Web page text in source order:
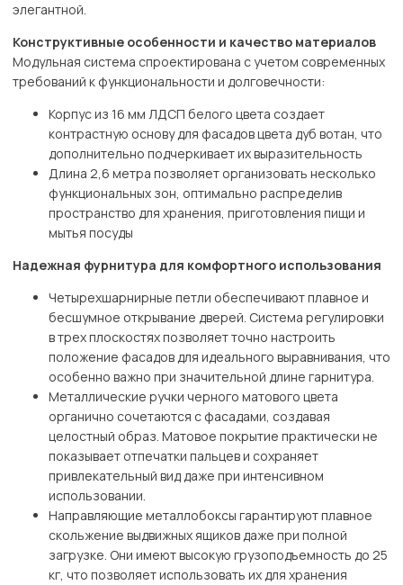
элегантной.
Конструктивные особенности и качество материалов
Модульная система спроектирована с учетом современных
требований к функциональности и долговечности:
Корпус из 16 мм ЛДСП белого цвета создает
контрастную основу для фасадов цвета дуб вотан, что
дополнительно подчеркивает их выразительность
Длина 2,6 метра позволяет организовать несколько
функциональных зон, оптимально распределив
пространство для хранения, приготовления пищи и
мытья посуды
Надежная фурнитура для комфортного использования
Четырехшарнирные петли обеспечивают плавное и
бесшумное открывание дверей. Система регулировки
в трех плоскостях позволяет точно настроить
положение фасадов для идеального выравнивания, что
особенно важно при значительной длине гарнитура.
Металлические ручки черного матового цвета
органично сочетаются с фасадами, создавая
целостный образ. Матовое покрытие практически не
показывает отпечатки пальцев и сохраняет
привлекательный вид даже при интенсивном
использовании.
Направляющие металлобоксы гарантируют плавное
скольжение выдвижных ящиков даже при полной
загрузке. Они имеют высокую грузоподъемность до 25
кг, что позволяет использовать их для хранения